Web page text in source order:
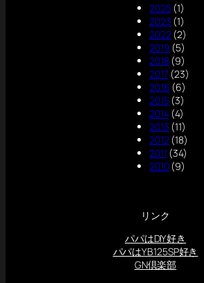
2025(1)
2023 (1)
2022(2)
2019 (5)
2018(9)
2017(23)
2016 (6)
2015(3)
2014(4)
2013 (11)
2012(18)
2011 (34)
2010(9)
リンク
パパはDIY好き
パパはYB125SP好き
GN倶楽部